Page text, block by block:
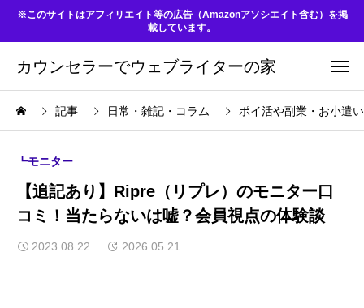
※このサイトはアフィリエイト等の広告（Amazonアソシエイト含む）を掲
載しています。
カウンセラーでウェブライターの家
記事 日常・雑記・コラム ポイ活や副業・お小遣
┗モニター
【追記あり】Ripre（リプレ）のモニター口
コミ！当たらないは嘘？会員視点の体験談
2023.08.22 2026.05.21